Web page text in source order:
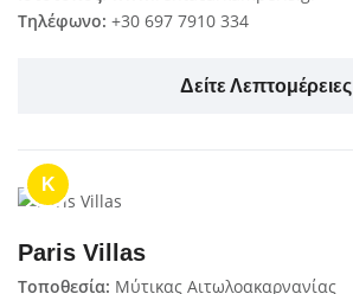
Τηλέφωνο: +30 697 7910 334
Δείτε Λεπτομέρειες
K
Paris Villas
Τοποθεσία: Μύτικας Αιτωλοακαρνανίας